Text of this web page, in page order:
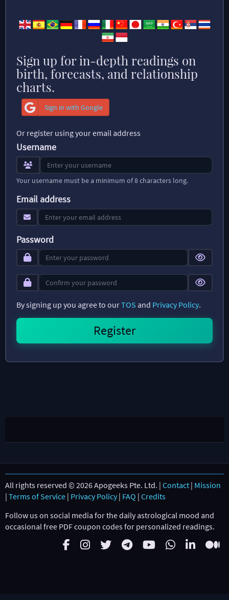
Sign up for in-depth readings on
birth, forecasts, and relationship
charts.
Sign in with Google
Or register using your email address
Username
Your username must be a minimum of 8 characters long.
Email address
Password
By signing up you agree to ourTOS and Privacy Policy.
All rights reserved © 2026 Apogeeks Pte. Ltd. | Contact | Mission
| Terms of Service | Privacy Policy| FAQ | Credits
Follow us on social media for the daily astrological mood and
occasional free PDF coupon codes for personalized readings.